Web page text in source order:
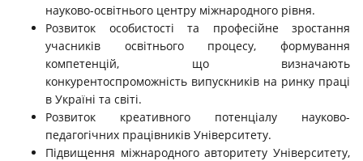
науково-освітнього центру міжнародного рівня.
Розвиток особистості та професійне зростання
учасників освітнього процесу, формування
компетенцій, що визначають
конкурентоспроможність випускників на ринку праці
в Україні та світі.
Розвиток креативного потенціалу науково-
педагогічних працівників Університету.
Підвищення міжнародного авторитету Університету,